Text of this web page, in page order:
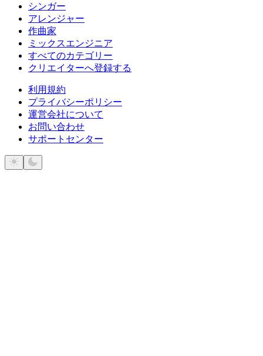
シンガー
アレンジャー
作曲家
ミックスエンジニア
すべてのカテゴリー
クリエイターへ登録する
利用規約
プライバシーポリシー
運営会社について
お問い合わせ
サポートセンター